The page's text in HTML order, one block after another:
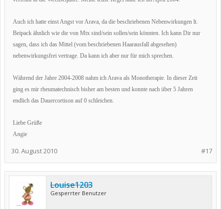
Auch ich hatte einst Angst vor Arava, da die beschriebenen Nebenwirkungen lt.
Beipack ähnlich wie die von Mtx sind/sein sollen/sein könnten. Ich kann Dir nur
sagen, dass ich das Mittel (vom beschriebenen Haarausfall abgesehen)
nebenwirkungsfrei vertrage. Da kann ich aber nur für mich sprechen.
Während der Jahre 2004-2008 nahm ich Arava als Monotherapie. In dieser Zeit
ging es mir rheumatechnisch bisher am besten und konnte nach über 5 Jahren
endlich das Dauercortison auf 0 schleichen.
Liebe Grüße
Angie
#17
30. August 2010
Louise1203
Gesperrter Benutzer